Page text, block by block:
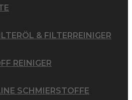
& FILTERREINIGER
REINIGER
SCHMIERSTOFFE